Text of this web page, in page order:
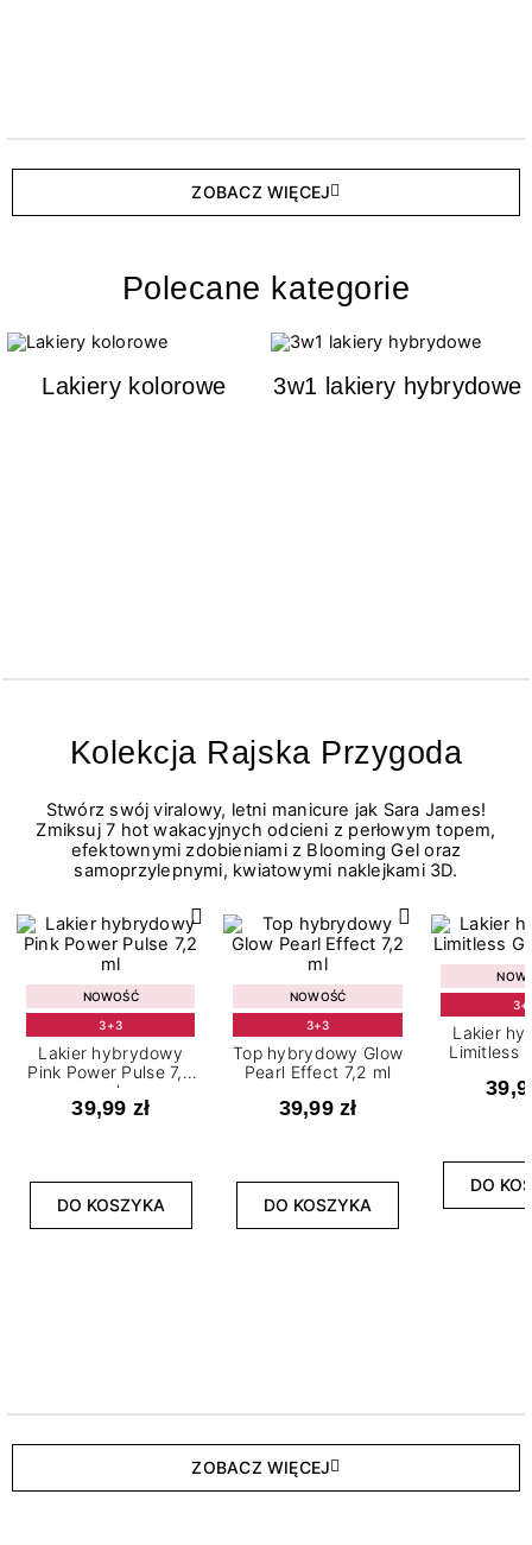
ZOBACZ WIĘCEJ
Polecane kategorie
Lakiery kolorowe 3w1 lakiery hybrydowe
Kolekcja Rajska Przygoda
Stwórz swój viralowy, letni manicure jak Sara James!
Zmiksuj 7 hot wakacyjnych odcieni z perłowym topem,
efektownymi zdobieniami z Blooming Gel oraz
samoprzylepnymi, kwiatowymi naklejkami 3D.
NOWOŚĆ
3+3
Lakier hybrydowy
Pink Power Pulse 7,2
ml
39,99 zł
DO KOSZYKA
NOWOŚĆ
3+3
Top hybrydowy Glow
Pearl Effect 7,2 ml
39,99 zł
DO KOSZYKA
Lakier
Limitless
DO
ZOBACZ WIĘCEJ